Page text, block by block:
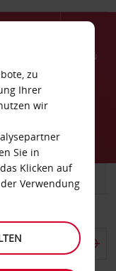
Menü
TRANSPORTER
zu
Ihrer
wir
Sie in
Klicken auf
der Verwendung